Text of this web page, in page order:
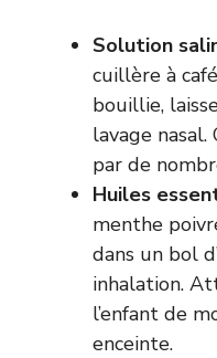
Solution
cuillère à
bouillie,
lavage
par de
Huiles
menthe
dans un bol
inhalation.
l’enfant de
enceinte.